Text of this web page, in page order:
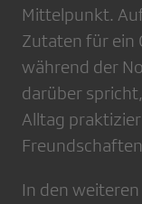
Mittelpunkt.
Zutaten für ein
während der
darüber
Alltag
In den